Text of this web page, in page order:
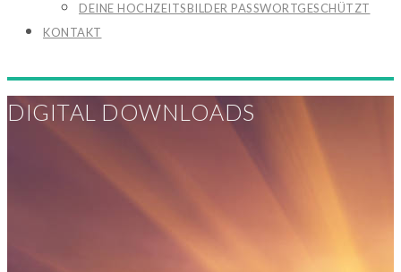
DEINE HOCHZEITSBILDER PASSWORTGESCHÜTZT
KONTAKT
DIGITAL DOWNLOADS